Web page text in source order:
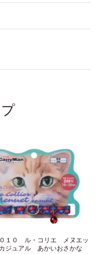
０１０ ル・コリエ メヌエッ
ジュアル あかいおさかな